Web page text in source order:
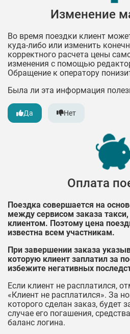
Изменение
Во время поездки клиент
куда-либо или изменить
корректного расчета цены
изменения с помощью
Обращение к оператору
Была ли эта информация
Да Нет
Оплата
Поездка совершается на
между сервисом заказа
клиентом. Поэтому цена
известна всем участникам.
При завершении заказа
которую клиент заплатил за
избежите негативных
Если клиент не расплатился,
«Клиент не расплатился». За
которого сделан заказ, будет
случае его погашения,
баланс логина.